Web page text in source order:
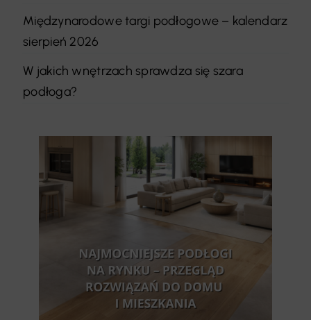
Międzynarodowe targi podłogowe – kalendarz
sierpień 2026
W jakich wnętrzach sprawdza się szara
podłoga?